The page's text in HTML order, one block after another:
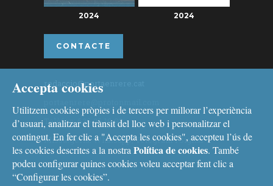
2024 2024
CONTACTE
redaccio@portaenrere.cat
Telèfon: 626 26 19 93
Missatgeria: Whatsapp, Telegram i Signal
Accepta cookies
Utilitzem cookies pròpies i de tercers per millorar l’experiència
d’usuari, analitzar el trànsit del lloc web i personalitzar el
contingut. En fer clic a "Accepta les cookies", accepteu l’ús de
les cookies descrites a la nostra Política de cookies. També
podeu configurar quines cookies voleu acceptar fent clic a
“Configurar les cookies”.